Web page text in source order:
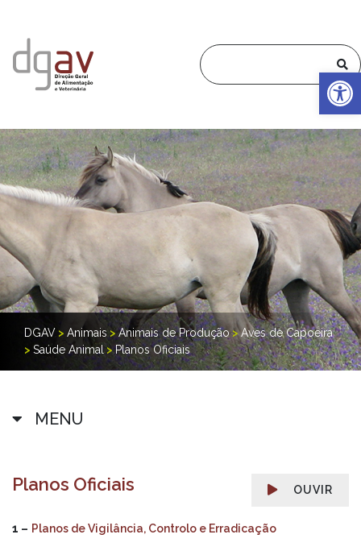
DGAV > Animais >Animais de Produção>Aves de Capoeira
> Saúde Animal>Planos Oficiais
MENU
OUVIR
Planos Oficiais
1 – Planos de Vigilância, Controlo e Erradicação